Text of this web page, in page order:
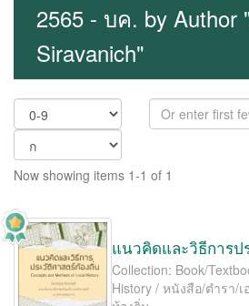
2565 - บค. by Author
Siravanich"
Now showing items 1-1 of 1
แนวคิดและวิธีการ
Collection: Book/
History / หนังสือ/ตำรา/